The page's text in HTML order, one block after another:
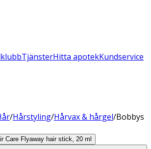
TjänsterHitta apotekKundservice
/Hårstyling/Hårvax & hårgel/Bobbys